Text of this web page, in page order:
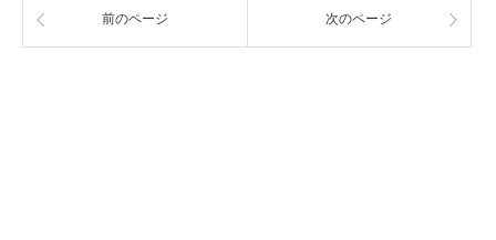
前のページ 次のページ